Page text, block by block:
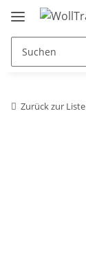
Zurück zur Liste